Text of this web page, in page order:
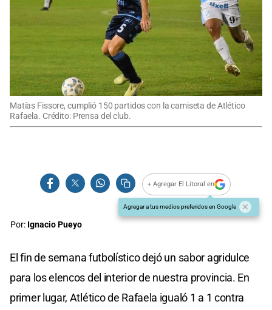
Matías Fissore, cumplió 150 partidos con la camiseta de Atlético
Rafaela. Crédito: Prensa del club.
+ Agregar El Litoral en
Agregar a tus medios preferidos en Google
Por: Ignacio Pueyo
El fin de semana futbolístico dejó un sabor agridulce
para los elencos del interior de nuestra provincia. En
primer lugar, Atlético de Rafaela igualó 1 a 1 contra